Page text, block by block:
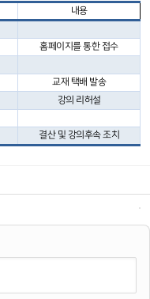
내용
홈페이지를 통한 접수
교재 택배 발송
강의 리허설
결산 및 강의후속 조치